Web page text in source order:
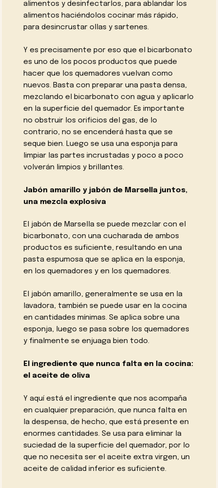
alimentos y desinfectarlos, para ablandar los
alimentos haciéndolos cocinar más rápido,
para desincrustar ollas y sartenes.
Y es precisamente por eso que el bicarbonato
es uno de los pocos productos que puede
hacer que los quemadores vuelvan como
nuevos. Basta con preparar una pasta densa,
mezclando el bicarbonato con agua y aplicarlo
en la superficie del quemador. Es importante
no obstruir los orificios del gas, de lo
contrario, no se encenderá hasta que se
seque bien. Luego se usa una esponja para
limpiar las partes incrustadas y poco a poco
volverán limpios y brillantes.
Jabón amarillo y jabón de Marsella juntos,
una mezcla explosiva
El jabón de Marsella se puede mezclar con el
bicarbonato, con una cucharada de ambos
productos es suficiente, resultando en una
pasta espumosa que se aplica en la esponja,
en los quemadores y en los quemadores.
El jabón amarillo, generalmente se usa en la
lavadora, también se puede usar en la cocina
en cantidades mínimas. Se aplica sobre una
esponja, luego se pasa sobre los quemadores
y finalmente se enjuaga bien todo.
El ingrediente que nunca falta en la cocina:
el aceite de oliva
Y aquí está el ingrediente que nos acompaña
en cualquier preparación, que nunca falta en
la despensa, de hecho, que está presente en
enormes cantidades. Se usa para eliminar la
suciedad de la superficie del quemador, por lo
que no necesita ser el aceite extra virgen, un
aceite de calidad inferior es suficiente.